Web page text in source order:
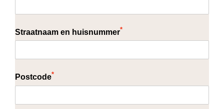
Straatnaam en huisnummer*
Postcode*